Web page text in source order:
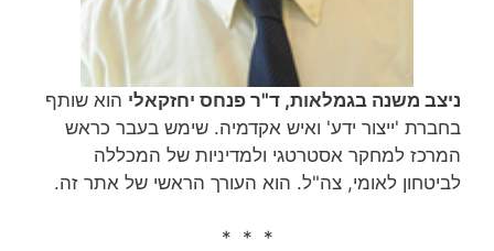
ניצב משנה בגמלאות, ד"ר פנחס יחזקאלי הוא שותף
בחברת 'ייצור ידע' ואיש אקדמיה. שימש בעבר כראש
המרכז למחקר אסטרטגי ולמדיניות של המכללה
לביטחון לאומי, צה"ל. הוא העורך הראשי של אתר זה.
* * *